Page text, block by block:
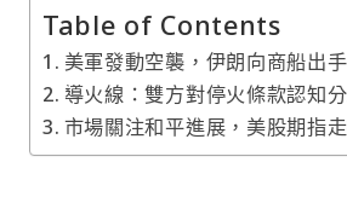
Table of Contents
美軍發動空襲，伊朗向商船出手
導火線：雙方對停火條款認知
市場關注和平進展，美股期指